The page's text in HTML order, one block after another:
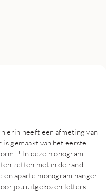
erin heeft een afmeting van
gemaakt van het eerste
!! In deze monogram
zetten met in de rand
en aparte monogram hanger
jou uitgekozen letters